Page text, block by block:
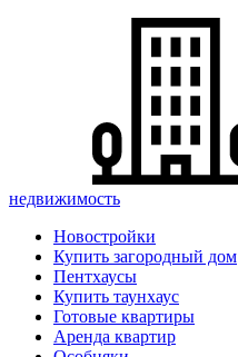
недвижимость
Новостройки
Купить загородный дом
Пентхаусы
Купить таунхаус
Готовые квартиры
Аренда квартир